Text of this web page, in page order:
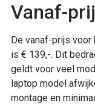
Vanaf-
De vanaf-prijs voor
is € 139,-. Dit
geldt voor veel
laptop model
montage en